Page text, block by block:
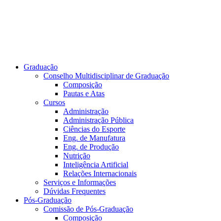
Graduação
Conselho Multidisciplinar de Graduação
Composição
Pautas e Atas
Cursos
Administração
Administração Pública
Ciências do Esporte
Eng. de Manufatura
Eng. de Produção
Nutrição
Inteligência Artificial
Relações Internacionais
Serviços e Informações
Dúvidas Frequentes
Pós-Graduação
Comissão de Pós-Graduação
Composição